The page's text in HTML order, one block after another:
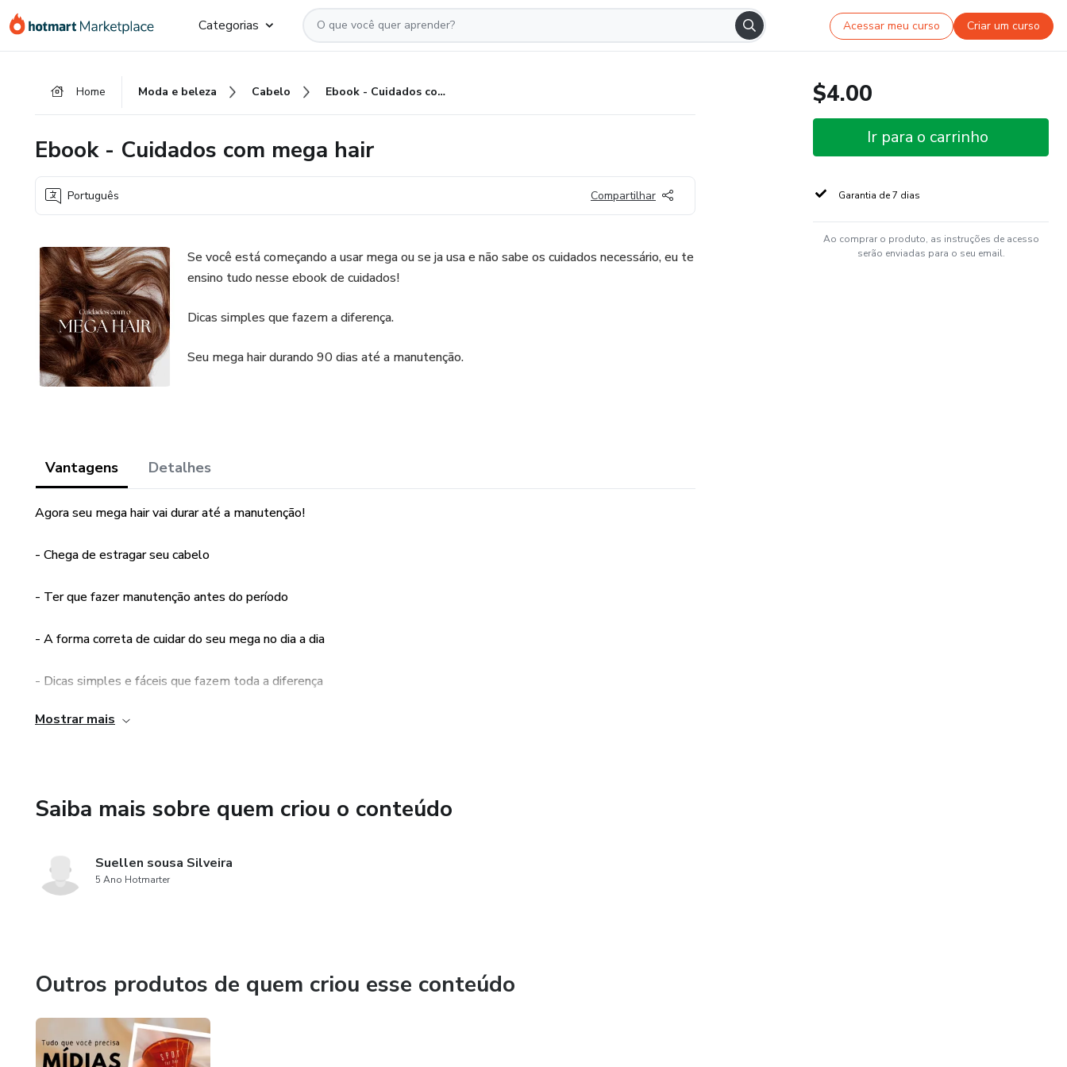
para
para
para
Categorias Acessar meu curso Criar um curso
Home Moda e beleza Cabelo Ebook - Cuidados com mega hair
Ebook - Cuidados com mega hair
Português Compartilhar
Se você está começando a usar mega ou se ja usa e não sabe os cuidados necessário, eu te
ensino tudo nesse ebook de cuidados!
Dicas simples que fazem a diferença.
Seu mega hair durando 90 dias até a manutenção.
Vantagens Detalhes
Agora seu mega hair vai durar até a manutenção!
- Chega de estragar seu cabelo
- Ter que fazer manutenção antes do período
- A forma correta de cuidar do seu mega no dia a dia
- Dicas simples e fáceis que fazem toda a diferença
Apenas 14,99
Mostrar mais
Saiba mais sobre quem criou o conteúdo
Suellen sousa Silveira
5 Ano Hotmarter
Outros produtos de quem criou esse conteúdo
$4.00
Ir para o carrinho
Garantia de 7 dias
Ao comprar o produto, as instruções de acesso
serão enviadas para o seu email.